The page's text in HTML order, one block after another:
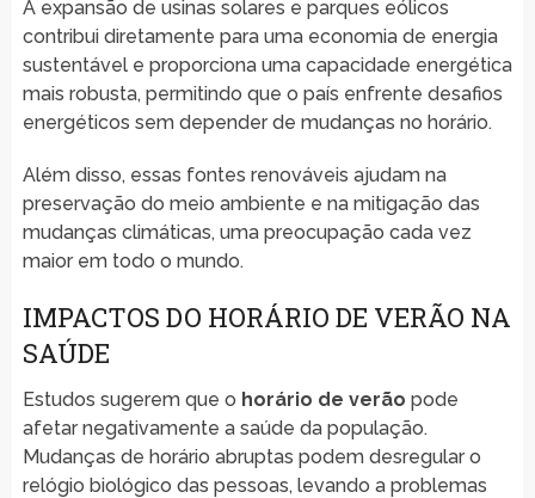
A expansão de usinas solares e parques eólicos
contribui diretamente para uma economia de energia
sustentável e proporciona uma capacidade energética
mais robusta, permitindo que o país enfrente desafios
energéticos sem depender de mudanças no horário.
Além disso, essas fontes renováveis ajudam na
preservação do meio ambiente e na mitigação das
mudanças climáticas, uma preocupação cada vez
maior em todo o mundo.
IMPACTOS DO HORÁRIO DE VERÃO NA
SAÚDE
Estudos sugerem que o horário de verão pode
afetar negativamente a saúde da população.
Mudanças de horário abruptas podem desregular o
relógio biológico das pessoas, levando a problemas